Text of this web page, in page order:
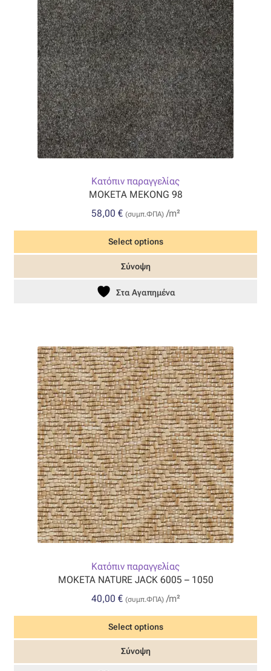
Κατόπιν παραγγελίας
ΜΟΚΕΤΑ MEKONG 98
58,00 € (συμπ.ΦΠΑ)/m²
Select options
Σύνοψη
Στα Αγαπημένα
Κατόπιν παραγγελίας
MOKETA NATURE JACK 6005 – 1050
40,00 € (συμπ.ΦΠΑ)/m²
Select options
Σύνοψη